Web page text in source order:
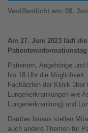
Veröffentlicht am: 08.
Am 27. Juni 2023 lädt
Patienten, Angehörige
bis 18 Uhr die
Fachärzten der Klinik über
Lungenerkrankungen wie
Lungenerkrankung) und
Darüber hinaus stellen
auch andere Themen für